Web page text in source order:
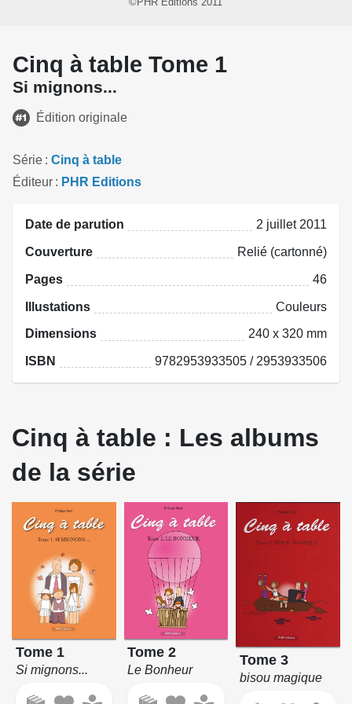
Cinq à table Tome 1
Si mignons...
Édition originale
Série
Cinq à table
Éditeur
PHR Editions
Date de parution 2 juillet 2011
Couverture Relié (cartonné)
Pages 46
Illustations Couleurs
Dimensions 240 x 320 mm
ISBN 9782953933505 / 2953933506
Cinq à table : Les albums
de la série
Tome 1
Si mignons...
Tome 2
Le Bonheur
Tome 3
bisou magique